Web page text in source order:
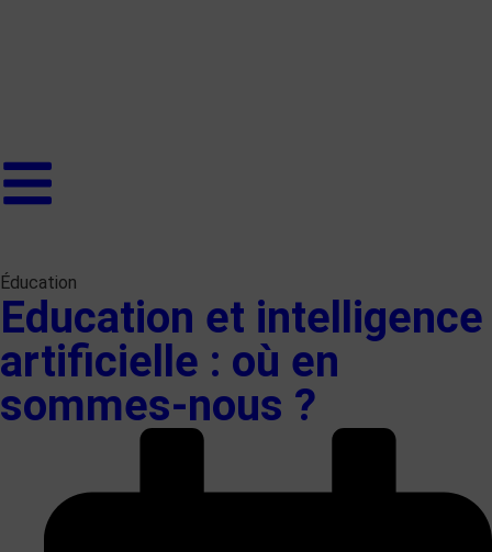
Éducation
Education et intelligence
artificielle : où en
sommes-nous ?